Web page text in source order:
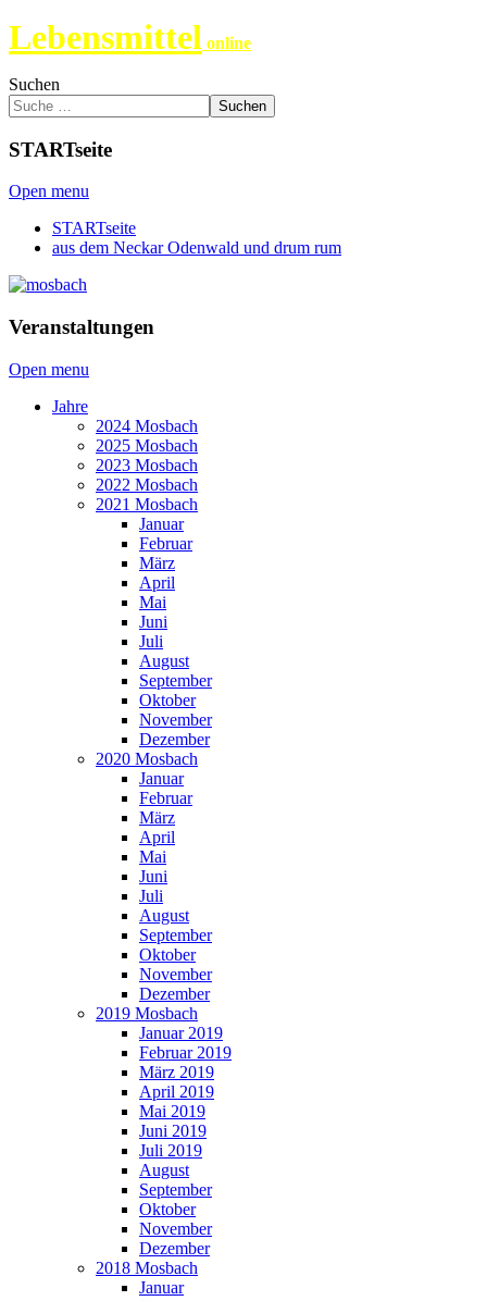
Lebensmittel online
Suchen
Suchen
STARTseite
Open menu
STARTseite
aus dem Neckar Odenwald und drum rum
Veranstaltungen
Open menu
Jahre
2024 Mosbach
2025 Mosbach
2023 Mosbach
2022 Mosbach
2021 Mosbach
Januar
Februar
März
April
Mai
Juni
Juli
August
September
Oktober
November
Dezember
2020 Mosbach
Januar
Februar
März
April
Mai
Juni
Juli
August
September
Oktober
November
Dezember
2019 Mosbach
Januar 2019
Februar 2019
März 2019
April 2019
Mai 2019
Juni 2019
Juli 2019
August
September
Oktober
November
Dezember
2018 Mosbach
Januar